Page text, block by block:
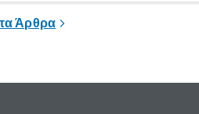
Άρθρα